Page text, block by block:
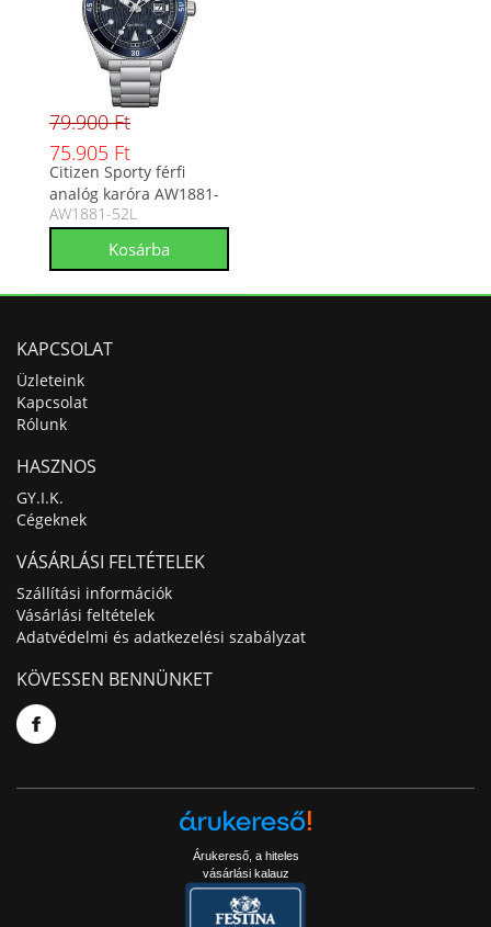
79.900 Ft
75.905 Ft
Citizen Sporty férfi
analóg karóra AW1881-
52L
AW1881-52L
KAPCSOLAT
Üzleteink
Kapcsolat
Rólunk
HASZNOS
GY.I.K.
Cégeknek
VÁSÁRLÁSI FELTÉTELEK
Szállítási információk
Vásárlási feltételek
Adatvédelmi és adatkezelési szabályzat
KÖVESSEN BENNÜNKET
Árukereső, a hiteles
vásárlási kalauz